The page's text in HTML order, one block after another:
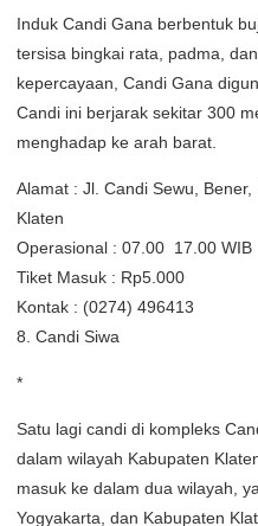
Induk Candi Gana berbentuk
tersisa bingkai rata, padma,
kepercayaan, Candi Gana
Candi ini berjarak sekitar 300
menghadap ke arah barat.
Alamat : Jl. Candi Sewu,
Klaten
Operasional : 07.00  17.00 WIB
Tiket Masuk : Rp5.000
Kontak : (0274) 496413
8. Candi Siwa
*
Satu lagi candi di kompleks
dalam wilayah Kabupaten
masuk ke dalam dua wilayah,
Yogyakarta, dan Kabupaten